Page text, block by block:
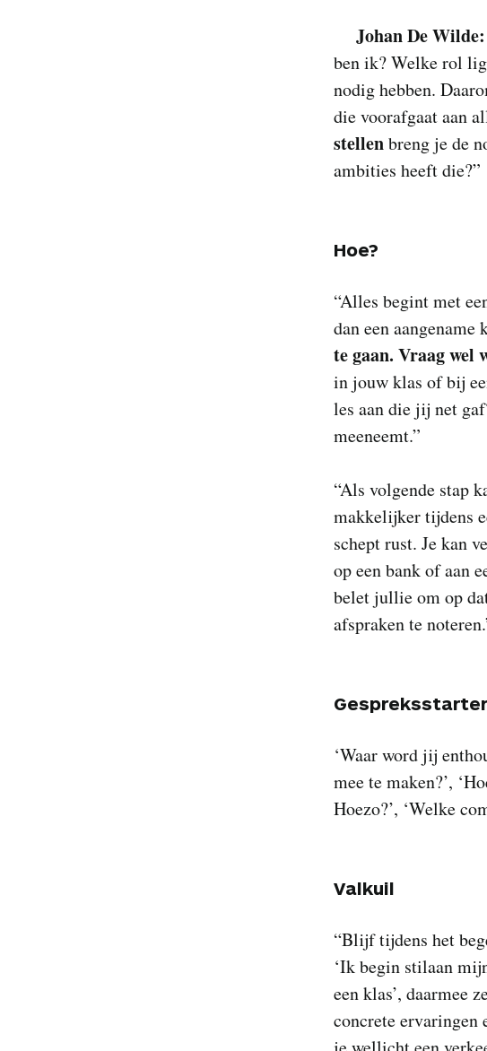
Johan De Wilde:
ben ik? Welke rol
nodig hebben.
die voorafgaat aan
stellenbreng je de
ambities heeft die?”
Hoe?
“Alles begint met
dan een
te gaan. Vraag wel
in jouw klas of bij
les aan die jij net
meeneemt.”
“Als volgende stap
makkelijker tijdens
schept rust. Je kan
op een bank of aan
belet jullie om op
afspraken te
‘Waar word jij
mee te maken?’,
Hoezo?’, ‘Welke
Valkuil
“Blijf tijdens het
‘Ik begin stilaan
een klas’, daarmee
concrete